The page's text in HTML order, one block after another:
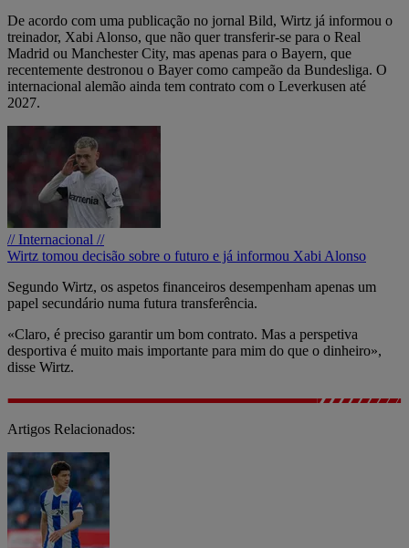
De acordo com uma publicação no jornal Bild, Wirtz já informou o
treinador, Xabi Alonso, que não quer transferir-se para o Real
Madrid ou Manchester City, mas apenas para o Bayern, que
recentemente destronou o Bayer como campeão da Bundesliga. O
internacional alemão ainda tem contrato com o Leverkusen até
2027.
// Internacional //
Wirtz tomou decisão sobre o futuro e já informou Xabi Alonso
Segundo Wirtz, os aspetos financeiros desempenham apenas um
papel secundário numa futura transferência.
«Claro, é preciso garantir um bom contrato. Mas a perspetiva
desportiva é muito mais importante para mim do que o dinheiro»,
disse Wirtz.
Artigos Relacionados: